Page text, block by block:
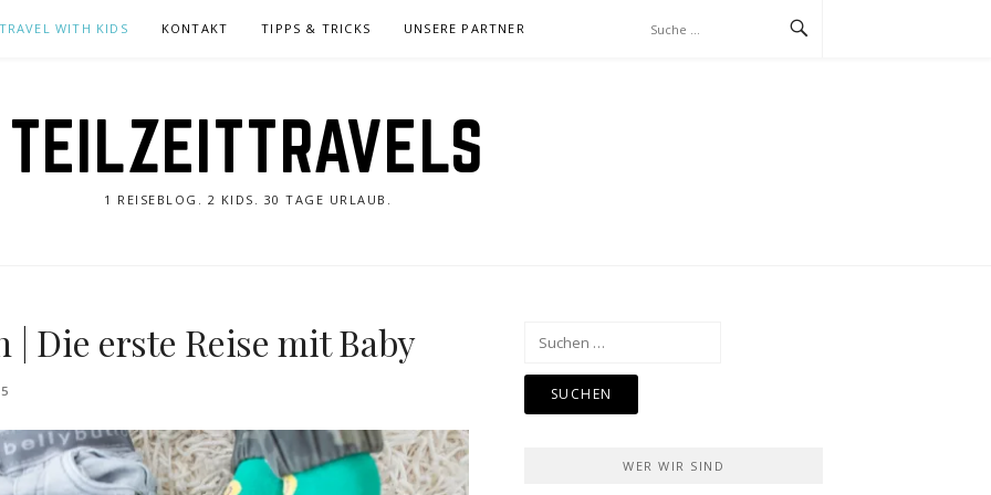
TRAVEL WITH KIDS KONTAKT TIPPS & TRICKS UNSERE PARTNER
TEILZEITTRAVELS
1 REISEBLOG. 2 KIDS. 30 TAGE URLAUB.
| Die erste Reise mit Baby
5
Suchen
WER WIR SIND